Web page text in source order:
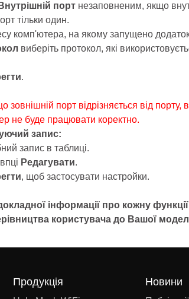
Внутрішній порт незаповненим, якщо
тільки один.
комп'ютера, на якому запущено
виберіть протокол, які
.
зовнішній порт відрізняється від
не буде працювати коректно.
запис:
запис в таблиці.
Редагувати.
, щоб застосувати настройки.
інформації про кожну
користувача до Вашої
Продукція Новини